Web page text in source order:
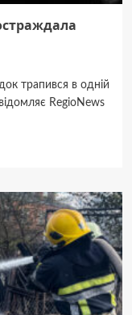
трапився в одній
RegioNews